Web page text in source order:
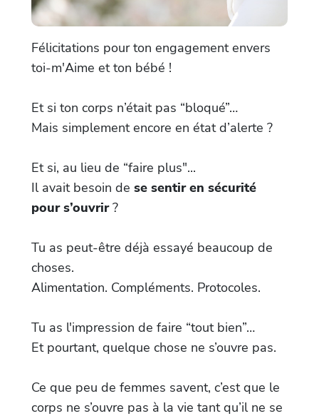
Félicitations pour ton engagement envers
toi-m'Aime et ton bébé !
Et si ton corps n’était pas “bloqué”…
Mais simplement encore en état d’alerte ?
Et si, au lieu de “faire plus"...
Il avait besoin de se sentir en sécurité
pour s’ouvrir?
Tu as peut-être déjà essayé beaucoup de
choses.
Alimentation. Compléments. Protocoles.
Tu as l'impression de faire “tout bien”…
Et pourtant, quelque chose ne s’ouvre pas.
Ce que peu de femmes savent, c’est que le
corps ne s’ouvre pas à la vie tant qu’il ne se